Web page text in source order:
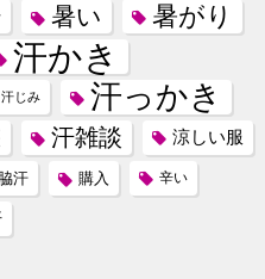
暑い 暑がり
汗かき
汗じみ 汗っかき
汗雑談 涼しい服
脇汗 購入 辛い